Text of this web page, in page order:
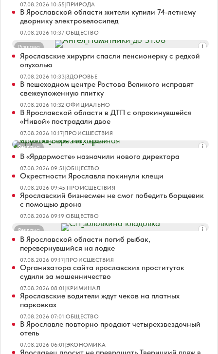
07.08.2026 10:55|ПРИРОДА
В Ярославской области жители купили 74-летнему
дворнику электровелосипед
07.08.2026 10:37|ОБЩЕСТВО
Реклама
Ярославские хирурги спасли пенсионерку с редкой
опухолью
07.08.2026 10:33|ЗДОРОВЬЕ
В пешеходном центре Ростова Великого исправят
свежеуложенную плитку
07.08.2026 10:32|ОФИЦИАЛЬНО
В Ярославской области в ДТП с опрокинувшейся
«Нивой» пострадали двое
07.08.2026 10:17|ПРОИСШЕСТВИЯ
Реклама
В «Ярдормосте» назначили нового директора
07.08.2026 09:51|ОБЩЕСТВО
Окрестности Ярославля покинули клещи
07.08.2026 09:45|ПРОИСШЕСТВИЯ
Ярославский бизнесмен не смог победить борщевик
с помощью дрона
07.08.2026 09:19|ОБЩЕСТВО
Реклама
В Ярославской области погиб рыбак,
перевернувшийся на лодке
07.08.2026 09:17|ПРОИСШЕСТВИЯ
Организатора сайта ярославских проституток
судили за мошенничество
07.08.2026 08:01|КРИМИНАЛ
Ярославские водители ждут чеков на платных
парковках
07.08.2026 07:01|ОБЩЕСТВО
В Ярославле повторно продают четырехзвездочный
отель
07.08.2026 06:01|ЭКОНОМИКА
Ярославец просит не превращать Тверицкий пляж в